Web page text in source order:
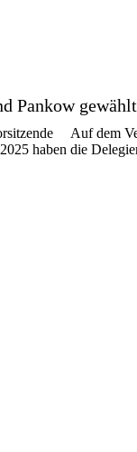
Pankow
Auf dem
haben die